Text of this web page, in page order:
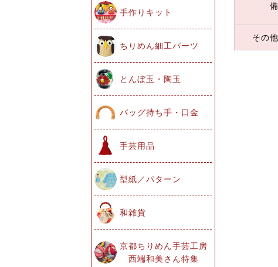
手作りキット
ちりめん細工パーツ
とんぼ玉・陶玉
バッグ持ち手・口金
手芸用品
型紙／パターン
和雑貨
京都ちりめん手芸工房
西端和美さん特集
その